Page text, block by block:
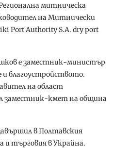
митническа
на Митнически
Port Authority S.A. dry port
е заместник-министър
и благоустройството.
на област
заместник-кмет на община
в Полтавския
и търговия в Украйна.